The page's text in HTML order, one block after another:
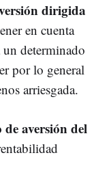
dirigida
en cuenta
determinado
por lo general
arriesgada.
aversión del